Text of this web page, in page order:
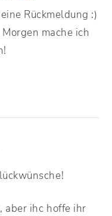
Rückmeldung :)
mache ich
ihc hoffe ihr